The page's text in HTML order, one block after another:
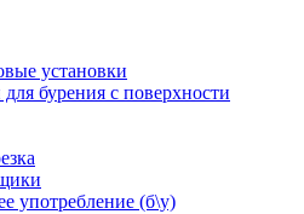
установки
бурения с поверхности
употребление (б\у)